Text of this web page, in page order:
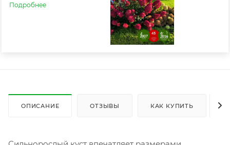
Подробнее
ОПИСАНИЕ ОТЗЫВЫ КАК КУПИТЬ